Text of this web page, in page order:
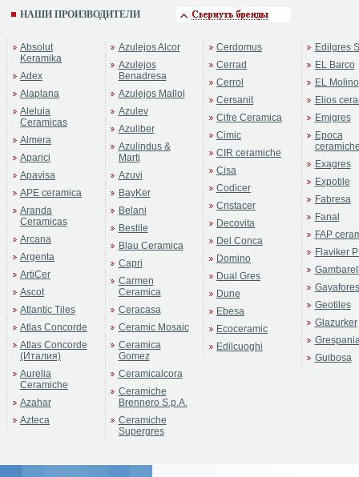
НАШИ ПРОИЗВОДИТЕЛИ
Absolut
Keramika
Adex
Alaplana
Aleluia
Ceramicas
Almera
Aparici
Apavisa
APE ceramica
Aranda
Ceramicas
Arcana
Argenta
ArtiCer
Ascot
Atlantic Tiles
Atlas Concorde
Atlas Concorde
(Италия)
Aurelia
Ceramiche
Azahar
Azteca
Azulejos Alcor
Azulejos
Benadresa
Azulejos Mallol
Azulev
Azuliber
Azulindus &
Marti
Azuvi
BayKer
Belani
Bestile
Blau Ceramica
Capri
Carmen
Ceramica
Ceracasa
Ceramic Mosaic
Ceramica
Gomez
Ceramicalcora
Ceramiche
Brennero S.p.A.
Ceramiche
Supergres
Cerdomus
Cerrad
Cerrol
Cersanit
Cifre Ceramica
Cimic
CIR ceramiche
Cisa
Codicer
Cristacer
Decovita
Del Conca
Domino
Dual Gres
Dune
Ebesa
Ecoceramic
Edilcuoghi
Edilgres
EL Barco
EL Molino
Elios
Emigres
Epoca
Exagres
Expotile
Fabresa
Fanal
FAP
Flaviker
Gayafores
Geotiles
Glazurker
Guibosa